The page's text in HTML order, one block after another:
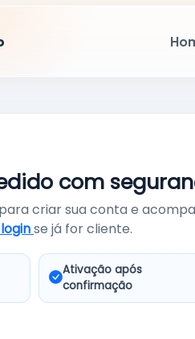
com
criar sua conta e
se já for cliente.
Ativação após
confirmação